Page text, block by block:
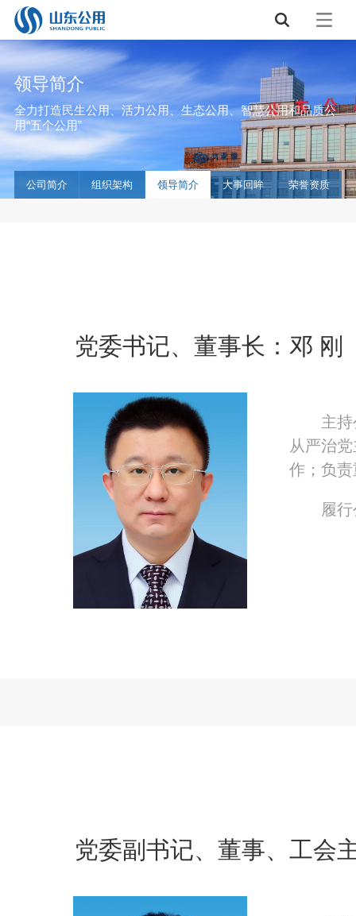
领导简介
全力打造民生公用、活力公用、生态公用、智慧公用和品质公
用“五个公用”
公司简介 组织架构 领导简介 大事回眸 荣誉资质
党委书记、董事长：邓 刚
主
从严治
作；负
履
党委副书记、董事、工会